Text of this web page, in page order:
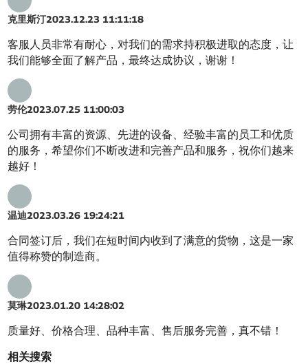
克里斯汀2023.12.23 11:11:18
客服人员非常有耐心，对我们的需求持积极进取的态度，让
我们能够全面了解产品，最终达成协议，谢谢！
劳伦2023.07.25 11:00:03
公司拥有丰富的资源、先进的设备、经验丰富的员工和优质
的服务，希望你们不断改进和完善产品和服务，祝你们越来
越好！
温迪2023.03.26 19:24:21
合同签订后，我们在短时间内收到了满意的货物，这是一家
值得称赞的制造商。
莫琳2023.01.20 14:28:02
质量好、价格合理、品种丰富、售后服务完善，真不错！
相关搜索